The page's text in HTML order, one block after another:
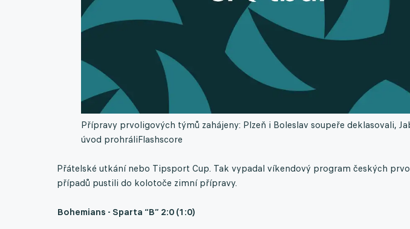
Přípravy prvoligových týmů zahájeny: Plzeň i Boleslav soupeře deklasovali,
úvod prohráliFlashscore
Přátelské utkání nebo Tipsport Cup. Tak vypadal víkendový program českých
případů pustili do kolotoče zimní přípravy.
Bohemians - Sparta “B” 2:0 (1:0)